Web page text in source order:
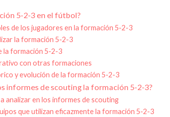
5-2-3 en el fútbol?
de los jugadores en la formación 5-2-3
la formación 5-2-3
la formación 5-2-3
con otras formaciones
y evolución de la formación 5-2-3
informes de scouting la formación 5-2-3?
analizar en los informes de scouting
que utilizan eficazmente la formación 5-2-3